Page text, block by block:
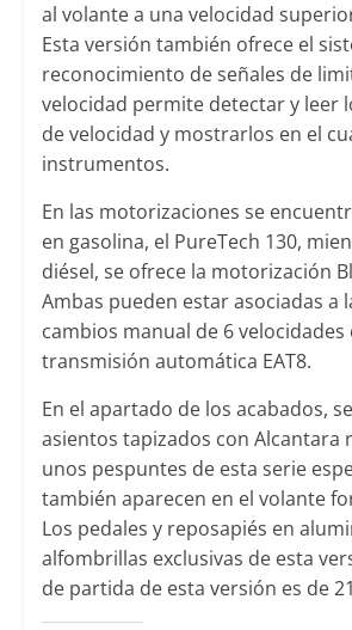
al volante a una velocidad
Esta versión también ofrece el
reconocimiento de señales de
velocidad permite detectar y leer
de velocidad y mostrarlos en el
instrumentos.
En las motorizaciones se
en gasolina, el PureTech 130,
diésel, se ofrece la motorización
Ambas pueden estar asociadas a
cambios manual de 6 velocidades
transmisión automática EAT8.
En el apartado de los acabados,
asientos tapizados con Alcantara
unos pespuntes de esta serie
también aparecen en el volante
Los pedales y reposapiés en
alfombrillas exclusivas de esta
de partida de esta versión es de